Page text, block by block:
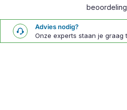
Advies nodig?
Onze experts staan je graag